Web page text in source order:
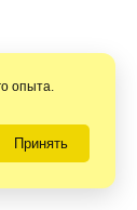
опыта.
Принять